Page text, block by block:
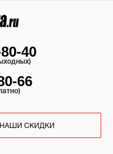
40
66
СКИДКИ